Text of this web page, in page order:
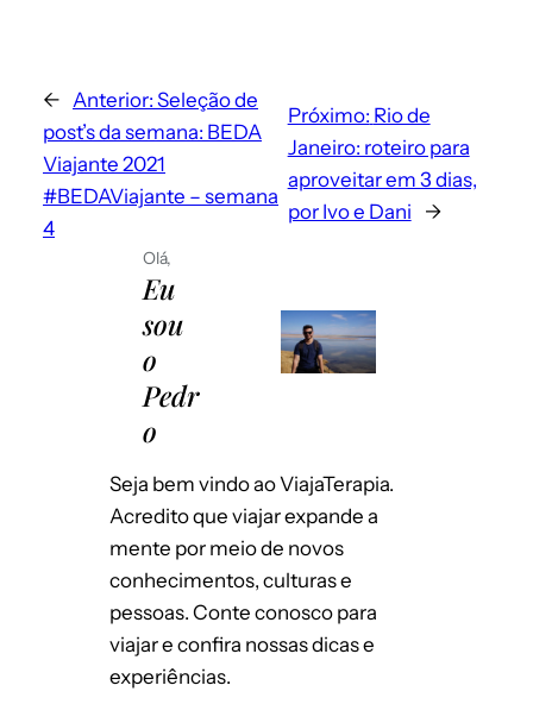
Envie-me e-mails sobre novos posts.
Instantaneamente
Por dia
Emails para novos comentários
para a próxima vez que eu comentar.
← Anterior: Seleção de
post’s da semana: BEDA
Viajante 2021
#BEDAViajante – semana
4
Próximo: Rio de
Janeiro: roteiro para
aproveitar em 3 dias,
por Ivo e Dani
→
Olá,
Eu
sou
o
Pedr
o
Seja bem vindo ao ViajaTerapia.
Acredito que viajar expande a
mente por meio de novos
conhecimentos, culturas e
pessoas. Conte conosco para
viajar e confira nossas dicas e
experiências.